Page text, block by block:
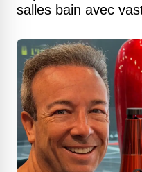
salles bain avec